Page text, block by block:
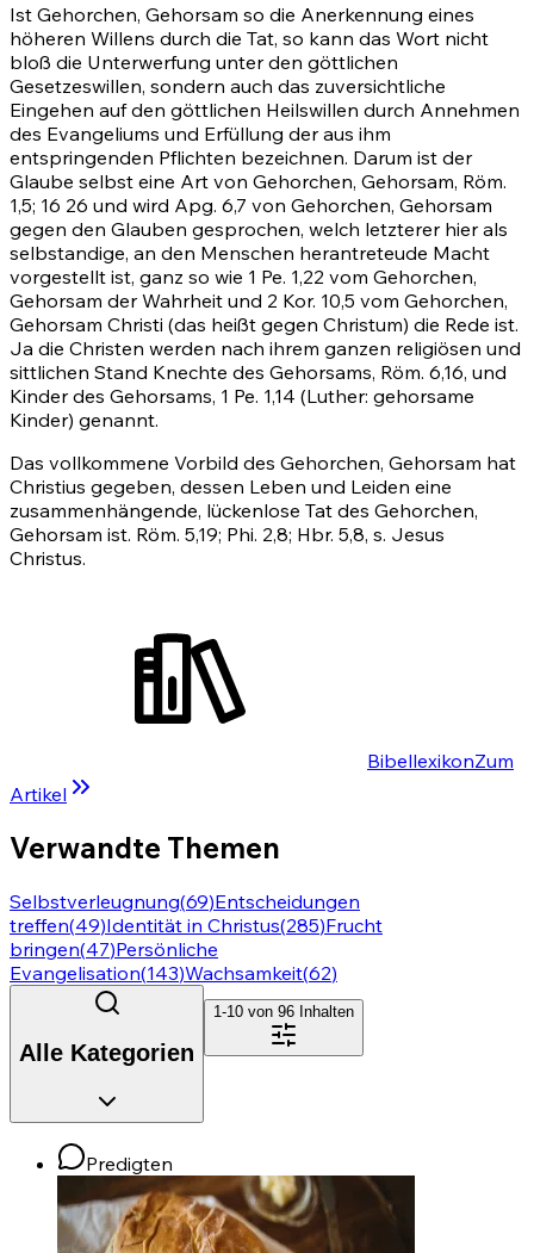
Ist Gehorchen, Gehorsam so die Anerkennung eines
höheren Willens durch die Tat, so kann das Wort nicht
bloß die Unterwerfung unter den göttlichen
Gesetzeswillen, sondern auch das zuversichtliche
Eingehen auf den göttlichen Heilswillen durch Annehmen
des Evangeliums und Erfüllung der aus ihm
entspringenden Pflichten bezeichnen. Darum ist der
Glaube selbst eine Art von Gehorchen, Gehorsam, Röm.
1,5; 16 26 und wird Apg. 6,7 von Gehorchen, Gehorsam
gegen den Glauben gesprochen, welch letzterer hier als
selbstandige, an den Menschen herantreteude Macht
vorgestellt ist, ganz so wie 1 Pe. 1,22 vom Gehorchen,
Gehorsam der Wahrheit und 2 Kor. 10,5 vom Gehorchen,
Gehorsam Christi (das heißt gegen Christum) die Rede ist.
Ja die Christen werden nach ihrem ganzen religiösen und
sittlichen Stand Knechte des Gehorsams, Röm. 6,16, und
Kinder des Gehorsams, 1 Pe. 1,14 (Luther: gehorsame
Kinder) genannt.
Das vollkommene Vorbild des Gehorchen, Gehorsam hat
Christius gegeben, dessen Leben und Leiden eine
zusammenhängende, lückenlose Tat des Gehorchen,
Gehorsam ist. Röm. 5,19; Phi. 2,8; Hbr. 5,8, s. Jesus
Christus.
BibellexikonZum
Artikel
Verwandte Themen
Selbstverleugnung(69)Entscheidungen
treffen(49)Identität in Christus(285)Frucht
bringen(47)Persönliche
Evangelisation(143)Wachsamkeit(62)
Alle Kategorien
1-10 von 96 Inhalten
Predigten